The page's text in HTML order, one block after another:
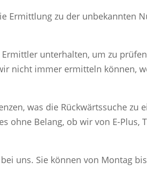
Ermittlung zu der unbekannten
unterhalten, um zu
nicht immer ermitteln können,
was die Rückwärtssuche zu
ohne Belang, ob wir von E-Plus,
uns. Sie können von Montag